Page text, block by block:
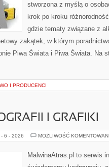
stworzona z myślą o
krok po kroku
gdzie tematy związane z
zakątek, w którym
Piwa Świata i Piwa Świata. Na
I PRODUCENCI
I GRAFIKI
- 6 - 2026 MOŻLIWOŚĆ
MalwinaAtras.pl to serwis